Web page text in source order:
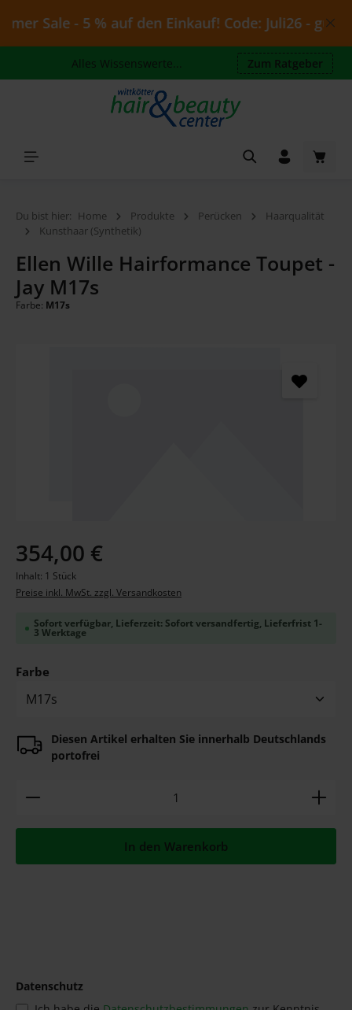
Zum Hauptinhalt springen
Sale - 5 % auf den Einkauf! Code: Juli26 - gültig
Alles Wissenswerte... Zum Ratgeber
Du bist hier: Home Produkte Perücken
Haarqualität
Kunsthaar (Synthetik)
Ellen Wille Hairformance Toupet -
Jay M17s
Farbe: M17s
Regulärer Preis:
354,00 €
Inhalt: 1 Stück
Preise inkl. MwSt. zzgl. Versandkosten
Sofort verfügbar, Lieferzeit: Sofort versandfertig, Lieferfrist 1-
3 Werktage
Farbe
Diesen Artikel erhalten Sie innerhalb Deutschlands
portofrei
Produkt Anzahl: Gib den gewünschten Wert ein
In den Warenkorb
Datenschutz